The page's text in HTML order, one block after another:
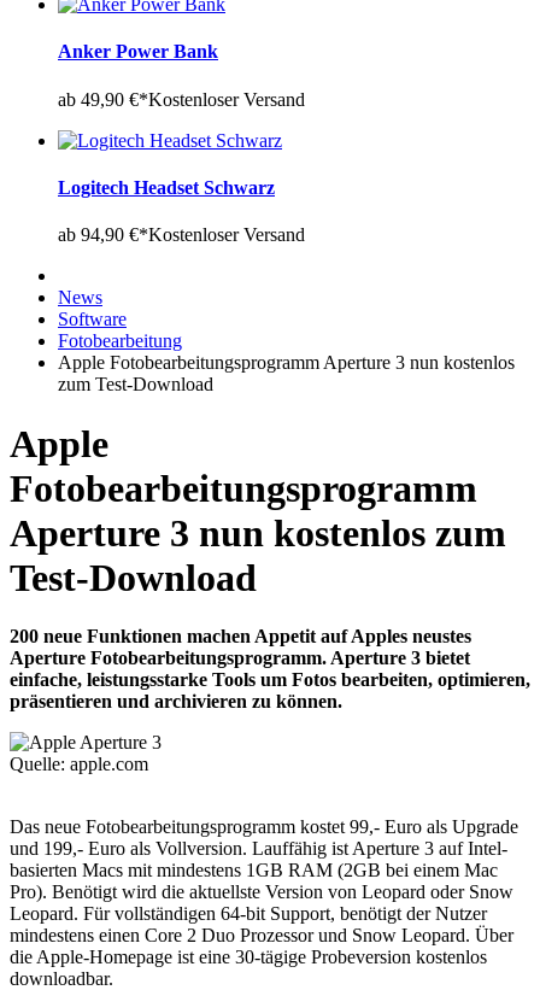
Anker Power Bank
ab 49,90 €*Kostenloser Versand
Logitech Headset Schwarz
ab 94,90 €*Kostenloser Versand
News
Software
Fotobearbeitung
Apple Fotobearbeitungsprogramm Aperture 3 nun kostenlos
zum Test-Download
Apple
Fotobearbeitungsprogramm
Aperture 3 nun kostenlos zum
Test-Download
200 neue Funktionen machen Appetit auf Apples neustes
Aperture Fotobearbeitungsprogramm. Aperture 3 bietet
einfache, leistungsstarke Tools um Fotos bearbeiten, optimieren,
präsentieren und archivieren zu können.
Quelle: apple.com
Das neue Fotobearbeitungsprogramm kostet 99,- Euro als Upgrade
und 199,- Euro als Vollversion. Lauffähig ist Aperture 3 auf Intel-
basierten Macs mit mindestens 1GB RAM (2GB bei einem Mac
Pro). Benötigt wird die aktuellste Version von Leopard oder Snow
Leopard. Für vollständigen 64-bit Support, benötigt der Nutzer
mindestens einen Core 2 Duo Prozessor und Snow Leopard. Über
die Apple-Homepage ist eine 30-tägige Probeversion kostenlos
downloadbar.